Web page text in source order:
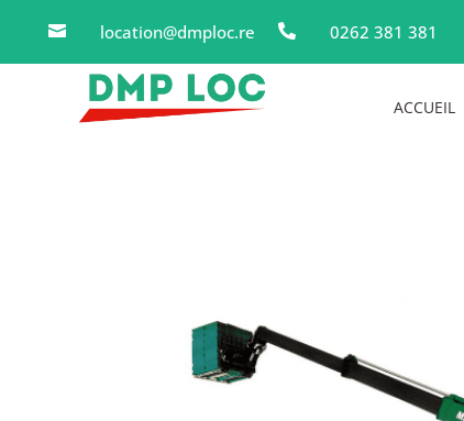
 location@dmploc.re  0262 381 381
ACCUEIL